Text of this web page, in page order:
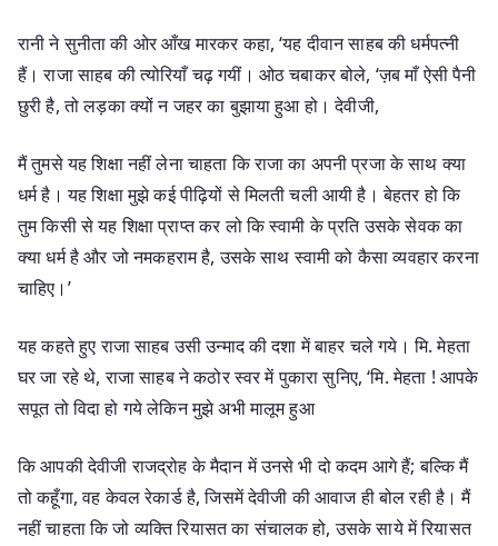
रानी ने सुनीता की ओर आँख मारकर कहा, ‘यह दीवान साहब की धर्मपत्नी
हैं। राजा साहब की त्योरियाँ चढ़ गयीं। ओठ चबाकर बोले, ‘ज़ब माँ ऐसी पैनी
छुरी है, तो लड़का क्यों न जहर का बुझाया हुआ हो। देवीजी,
मैं तुमसे यह शिक्षा नहीं लेना चाहता कि राजा का अपनी प्रजा के साथ क्या
धर्म है। यह शिक्षा मुझे कई पीढ़ियों से मिलती चली आयी है। बेहतर हो कि
तुम किसी से यह शिक्षा प्राप्त कर लो कि स्वामी के प्रति उसके सेवक का
क्या धर्म है और जो नमकहराम है, उसके साथ स्वामी को कैसा व्यवहार करना
चाहिए।’
यह कहते हुए राजा साहब उसी उन्माद की दशा में बाहर चले गये। मि. मेहता
घर जा रहे थे, राजा साहब ने कठोर स्वर में पुकारा सुनिए, ‘मि. मेहता ! आपके
सपूत तो विदा हो गये लेकिन मुझे अभी मालूम हुआ
कि आपकी देवीजी राजद्रोह के मैदान में उनसे भी दो कदम आगे हैं; बल्कि मैं
तो कहूँगा, वह केवल रेकार्ड है, जिसमें देवीजी की आवाज ही बोल रही है। मैं
नहीं चाहता कि जो व्यक्ति रियासत का संचालक हो, उसके साये में रियासत